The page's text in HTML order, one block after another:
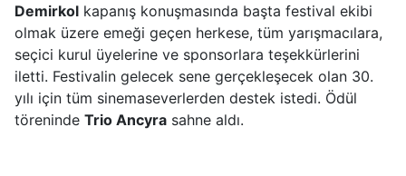
Demirkol kapanış konuşmasında başta festival ekibi
olmak üzere emeği geçen herkese, tüm yarışmacılara,
seçici kurul üyelerine ve sponsorlara teşekkürlerini
iletti. Festivalin gelecek sene gerçekleşecek olan 30.
yılı için tüm sinemaseverlerden destek istedi. Ödül
töreninde Trio Ancyra sahne aldı.